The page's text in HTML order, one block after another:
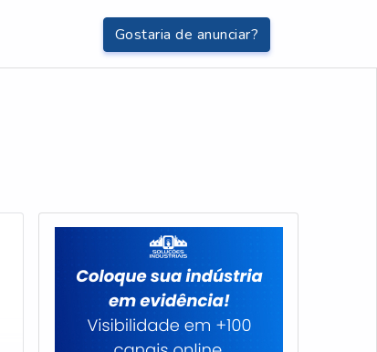
Gostaria de anunciar?